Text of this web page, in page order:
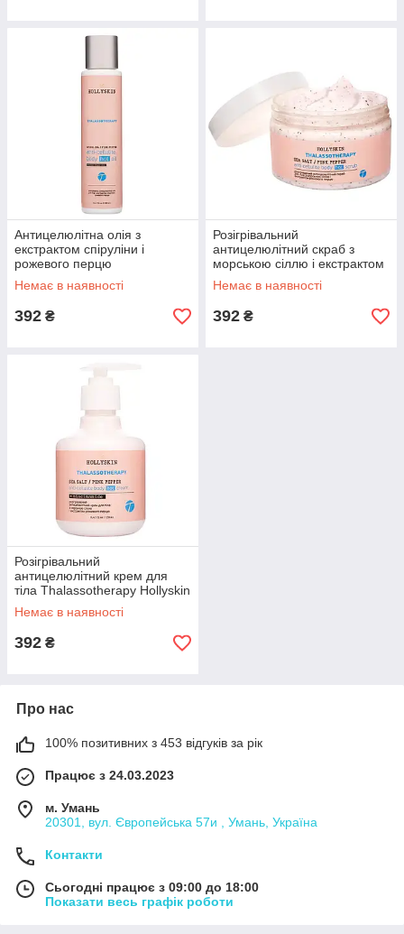
Антицелюлітна олія з
екстрактом спіруліни і
рожевого перцю
Thalassotherapy Hollyskin 100
мл
Немає в наявності
392 ₴
Розігрівальний
антицелюлітний скраб з
морською сіллю і екстрактом
рожевого перцю
Thalassotherapy Hollyskin 250
Немає в наявності
392 ₴
Розігрівальний
антицелюлітний крем для
тіла Thalassotherapy Hollyskin
250 мл
Немає в наявності
392 ₴
Про нас
100% позитивних з 453 відгуків за рік
Працює з 24.03.2023
м. Умань
20301, вул. Європейська 57и , Умань, Україна
Контакти
Сьогодні працює з 09:00 до 18:00
Показати весь графік роботи